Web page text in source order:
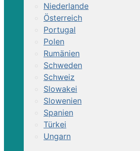
Niederlande
Österreich
Portugal
Polen
Rumänien
Schweden
Schweiz
Slowakei
Slowenien
Spanien
Türkei
Ungarn